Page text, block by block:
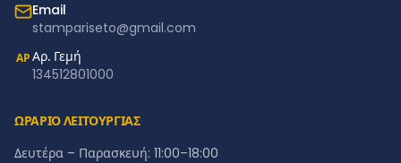
Email
stampariseto@gmail.com
ΑΡΑρ. Γεμή
134512801000
ΩΡΑΡΙΟ ΛΕΙΤΟΥΡΓΙΑΣ
Δευτέρα – Παρασκευή: 11:00–18:00